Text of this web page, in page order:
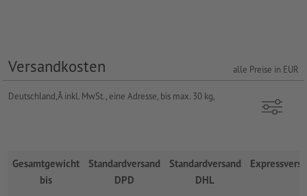
Versandkosten alle Preise in EUR
Deutschland,Â inkl. MwSt., eine Adresse, bis max. 30 kg,
Gesamtgewicht
bis
Standardversand
DPD
Standardversand
DHL